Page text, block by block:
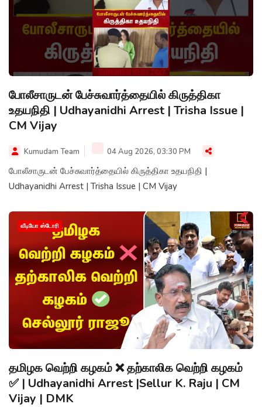
போலீசாருடன் பேச்சுவார்த்தையில் கிருத்திகா
உதயநிதி | Udhayanidhi Arrest | Trisha Issue |
CM Vijay
Kumudam Team 04 Aug 2026, 03:30 PM
போலீசாருடன் பேச்சுவார்த்தையில் கிருத்திகா உதயநிதி |
Udhayanidhi Arrest | Trisha Issue | CM Vijay
வீடியோ ஸ்டோரி
தமிழக வெற்றி கழகம் ❌ தற்காலிக வெற்றி கழகம்
✅ | Udhayanidhi Arrest |Sellur K. Raju | CM
Vijay | DMK